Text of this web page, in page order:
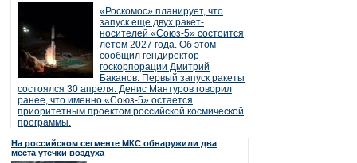
«Роскомос» планирует, что
запуск еще двух ракет-
носителей «Союз-5» состоится
летом 2027 года. Об этом
сообщил гендиректор
госкорпорации Дмитрий
Баканов. Первый запуск ракеты
состоялся 30 апреля. Денис Мантуров говорил
ранее, что именно «Союз-5» остается
приоритетным проектом российской космической
программы.
На российском сегменте МКС обнаружили два
места утечки воздуха